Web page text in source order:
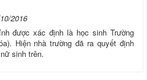
2016
được xác định là học sinh Trường
Hiện nhà trường đã ra quyết định
sinh trên.